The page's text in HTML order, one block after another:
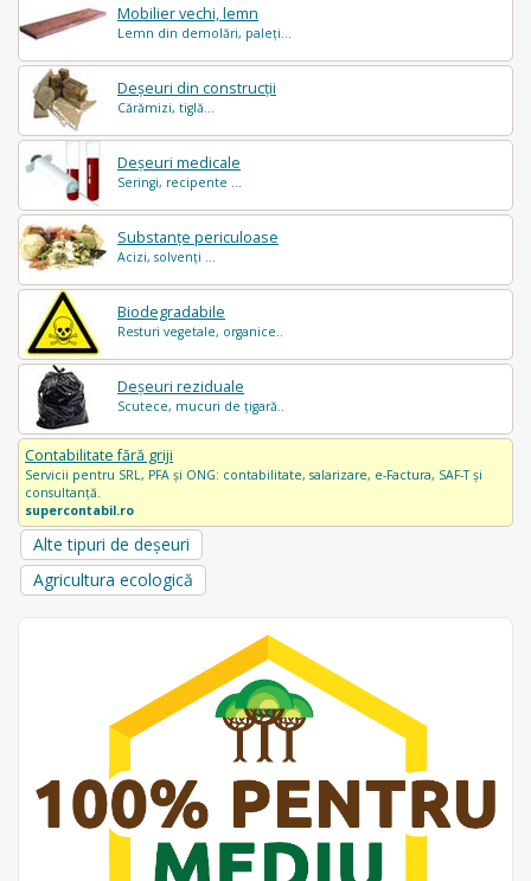
Mobilier vechi, lemn
Lemn din demolări, paleți...
Deșeuri din construcții
Cărămizi, tiglă...
Deșeuri medicale
Seringi, recipente ...
Substanțe periculoase
Acizi, solvenți ...
Biodegradabile
Resturi vegetale, organice..
Deșeuri reziduale
Scutece, mucuri de țigară..
Contabilitate fără griji
Servicii pentru SRL, PFA și ONG: contabilitate, salarizare, e-Factura, SAF-T și
consultanță.
supercontabil.ro
Alte tipuri de deșeuri
Agricultura ecologică